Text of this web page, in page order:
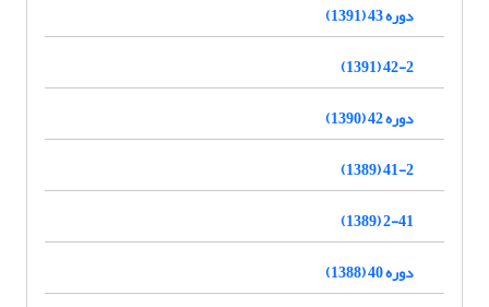
دوره 43 (1391)
42-2 (1391)
دوره 42 (1390)
41-2 (1389)
2-41 (1389)
دوره 40 (1388)